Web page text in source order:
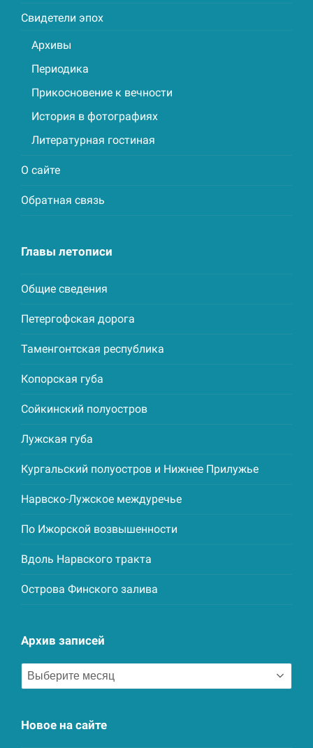
Свидетели эпох
Архивы
Периодика
Прикосновение к вечности
История в фотографиях
Литературная гостиная
О сайте
Обратная связь
Главы летописи
Общие сведения
Петергофская дорога
Таменгонтская республика
Копорская губа
Сойкинский полуостров
Лужская губа
Кургальский полуостров и Нижнее Прилужье
Нарвско-Лужское междуречье
По Ижорской возвышенности
Вдоль Нарвского тракта
Острова Финского залива
Архив записей
Архив
записей
Новое на сайте